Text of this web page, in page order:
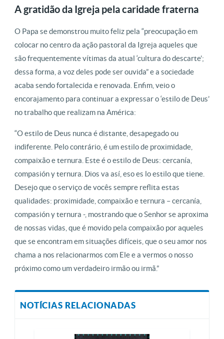
A gratidão da Igreja pela caridade fraterna
O Papa se demonstrou muito feliz pela “preocupação em
colocar no centro da ação pastoral da Igreja aqueles que
são frequentemente vítimas da atual ‘cultura do descarte’;
dessa forma, a voz deles pode ser ouvida” e a sociedade
acaba sendo fortalecida e renovada. Enfim, veio o
encorajamento para continuar a expressar o ‘estilo de Deus’
no trabalho que realizam na América:
“O estilo de Deus nunca é distante, desapegado ou
indiferente. Pelo contrário, é um estilo de proximidade,
compaixão e ternura. Este é o estilo de Deus: cercanía,
compasión y ternura. Dios va así, eso es lo estilo que tiene.
Desejo que o serviço de vocês sempre reflita estas
qualidades: proximidade, compaixão e ternura – cercanía,
compasión y ternura -, mostrando que o Senhor se aproxima
de nossas vidas, que é movido pela compaixão por aqueles
que se encontram em situações difíceis, que o seu amor nos
chama a nos relacionarmos com Ele e a vermos o nosso
próximo como um verdadeiro irmão ou irmã.”
NOTÍCIAS RELACIONADAS